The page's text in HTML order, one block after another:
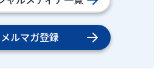
メルマガ登録